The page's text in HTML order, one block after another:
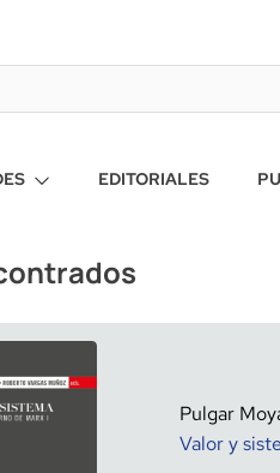
EDITORIALES
Pulgar
Valor y